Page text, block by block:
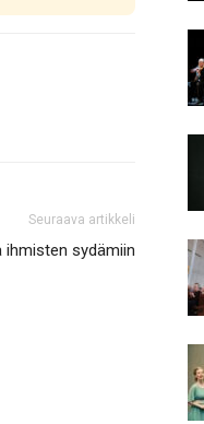
Seuraava artikkeli
ihmisten sydämiin